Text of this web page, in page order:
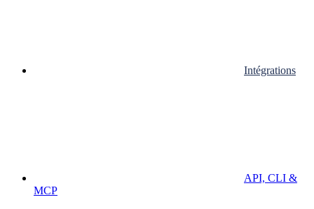
Intégrations
API, CLI &
MCP